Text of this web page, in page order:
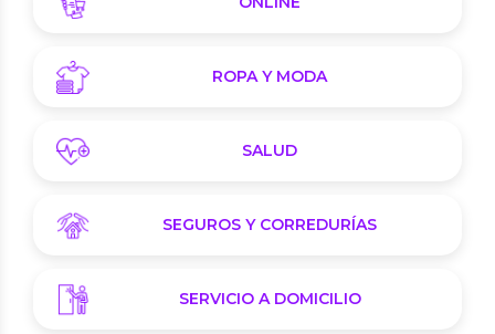
ROPA Y MODA
SALUD
SEGUROS Y CORREDURÍAS
SERVICIO A DOMICILIO